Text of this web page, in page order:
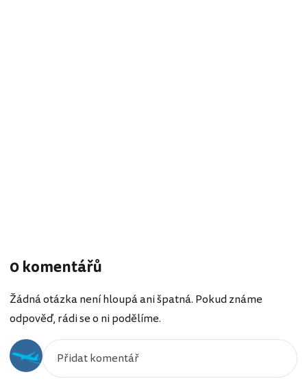
0 komentářů
Žádná otázka není hloupá ani špatná. Pokud známe
odpověď, rádi se o ni podělíme.